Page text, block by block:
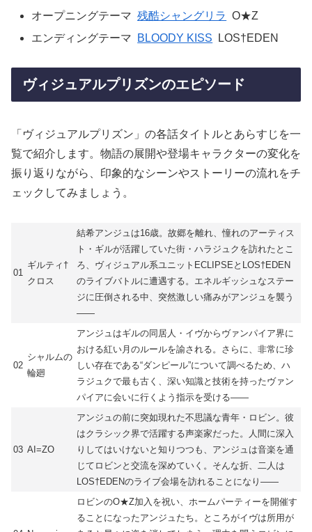
オープニングテーマ 残酷シャングリラ O★Z
エンディングテーマ
BLOODY KISS LOS†EDEN
ヴィジュアルプリズンのエピソード
「ヴィジュアルプリズン」の各話タイトルとあらすじを一
覧で紹介します。物語の展開や登場キャラクターの変化を
振り返りながら、印象的なシーンやストーリーの流れをチ
ェックしてみましょう。
01
ギルティ†
クロス
結希アンジュは16歳。故郷を離れ、憧れのアーティス
ト・ギルが活躍していた街・ハラジュクを訪れたとこ
ろ、ヴィジュアル系ユニットECLIPSEとLOS†EDEN
のライブバトルに遭遇する。エネルギッシュなステー
ジに圧倒される中、突然激しい痛みがアンジュを襲う
――
02
シャルムの
輪廻
アンジュはギルの同居人・イヴからヴァンパイア界に
おける紅い月のルールを諭される。さらに、非常に珍
しい存在である“ダンピール”について調べるため、ハ
ラジュクで最も古く、深い知識と技術を持ったヴァン
パイアに会いに行くよう指示を受ける――
03 AI=ZO
アンジュの前に突如現れた不思議な青年・ロビン。彼
はクラシック界で活躍する声楽家だった。人間に深入
りしてはいけないと知りつつも、アンジュは音楽を通
じてロビンと交流を深めていく。そんな折、二人は
LOS†EDENのライブ会場を訪れることになり――
ロビンのO★Z加入を祝い、ホームパーティーを開催す
ることになったアンジュたち。ところがイヴは所用が